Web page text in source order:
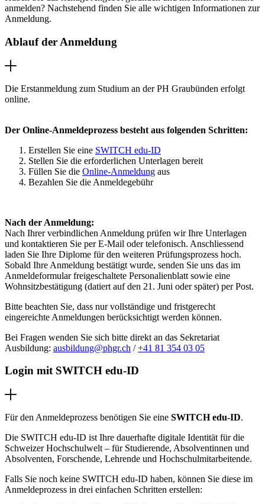
anmelden? Nachstehend finden Sie alle wichtigen Informationen zur
Anmeldung.
Ablauf der Anmeldung
Die Erstanmeldung zum Studium an der PH Graubünden erfolgt
online.
Der Online-Anmeldeprozess besteht aus folgenden Schritten:
Erstellen Sie eine SWITCH edu-ID
Stellen Sie die erforderlichen Unterlagen bereit
Füllen Sie die Online-Anmeldung aus
Bezahlen Sie die Anmeldegebühr
Nach der Anmeldung:
Nach Ihrer verbindlichen Anmeldung prüfen wir Ihre Unterlagen
und kontaktieren Sie per E-Mail oder telefonisch. Anschliessend
laden Sie Ihre Diplome für den weiteren Prüfungsprozess hoch.
Sobald Ihre Anmeldung bestätigt wurde, senden Sie uns das im
Anmeldeformular freigeschaltete Personalienblatt sowie eine
Wohnsitzbestätigung (datiert auf den 21. Juni oder später) per Post.
Bitte beachten Sie, dass nur vollständige und fristgerecht
eingereichte Anmeldungen berücksichtigt werden können.
Bei Fragen wenden Sie sich bitte direkt an das Sekretariat
Ausbildung: ausbildung@phgr.ch /+41 81 354 03 05
Login mit SWITCH edu-ID
Für den Anmeldeprozess benötigen Sie eine SWITCH edu-ID.
Die SWITCH edu-ID ist Ihre dauerhafte digitale Identität für die
Schweizer Hochschulwelt – für Studierende, Absolventinnen und
Absolventen, Forschende, Lehrende und Hochschulmitarbeitende.
Falls Sie noch keine SWITCH edu-ID haben, können Sie diese im
Anmeldeprozess in drei einfachen Schritten erstellen: